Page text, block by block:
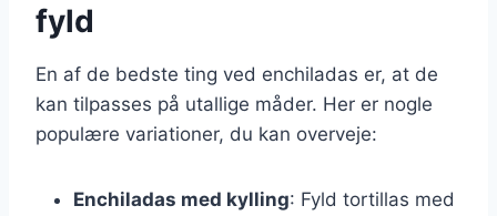
fyld
En af de bedste ting ved enchiladas er, at de
kan tilpasses på utallige måder. Her er nogle
populære variationer, du kan overveje:
Enchiladas med kylling: Fyld tortillas med